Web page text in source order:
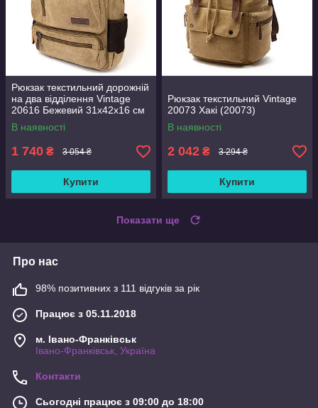
Рюкзак текстильний дорожній
на два відділення Vintage
20616 Бежевий 31х42х16 см
В наявності
1 740 ₴ 3 054 ₴
Купити
Рюкзак текстильний Vintage
20073 Хакі (20073)
В наявності
2 042 ₴ 3 294 ₴
Купити
Показати ще
Про нас
98% позитивних з 111 відгуків за рік
Працює з 05.11.2018
м. Івано-Франківськ
Івано-Франківськ, Україна
Контакти
Сьогодні працює з 09:00 до 18:00